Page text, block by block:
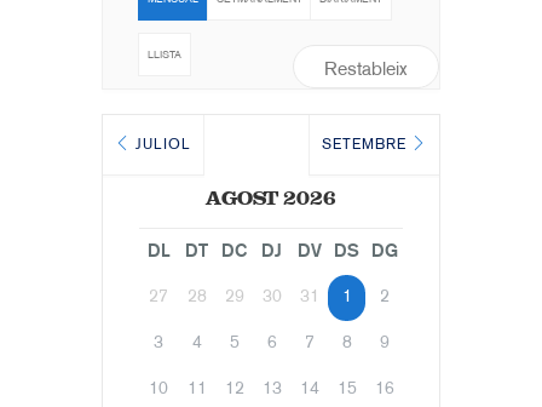
Restableix
LLISTA
JULIOL
AGOST 2026
SETEMBRE
DL DT DC DJ DV DS DG
27 28 29 30 31 1 2
3 4 5 6 7 8 9
10 11 12 13 14 15 16